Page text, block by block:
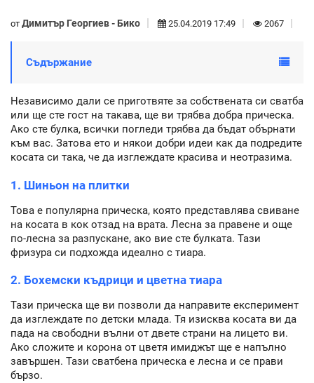
от Димитър Георгиев - Бико 25.04.2019 17:49 2067
Съдържание
Независимо дали се приготвяте за собствената си сватба
или ще сте гост на такава, ще ви трябва добра прическа.
Ако сте булка, всички погледи трябва да бъдат обърнати
към вас. Затова ето и някои добри идеи как да подредите
косата си така, че да изглеждате красива и неотразима.
1. Шиньон на плитки
Това е популярна прическа, която представлява свиване
на косата в кок отзад на врата. Лесна за правене и още
по-лесна за разпускане, ако вие сте булката. Тази
фризура си подхожда идеално с тиара.
2. Бохемски къдрици и цветна тиара
Тази прическа ще ви позволи да направите експеримент
да изглеждате по детски млада. Тя изисква косата ви да
пада на свободни вълни от двете страни на лицето ви.
Ако сложите и корона от цветя имиджът ще е напълно
завършен. Тази сватбена прическа е лесна и се прави
бързо.